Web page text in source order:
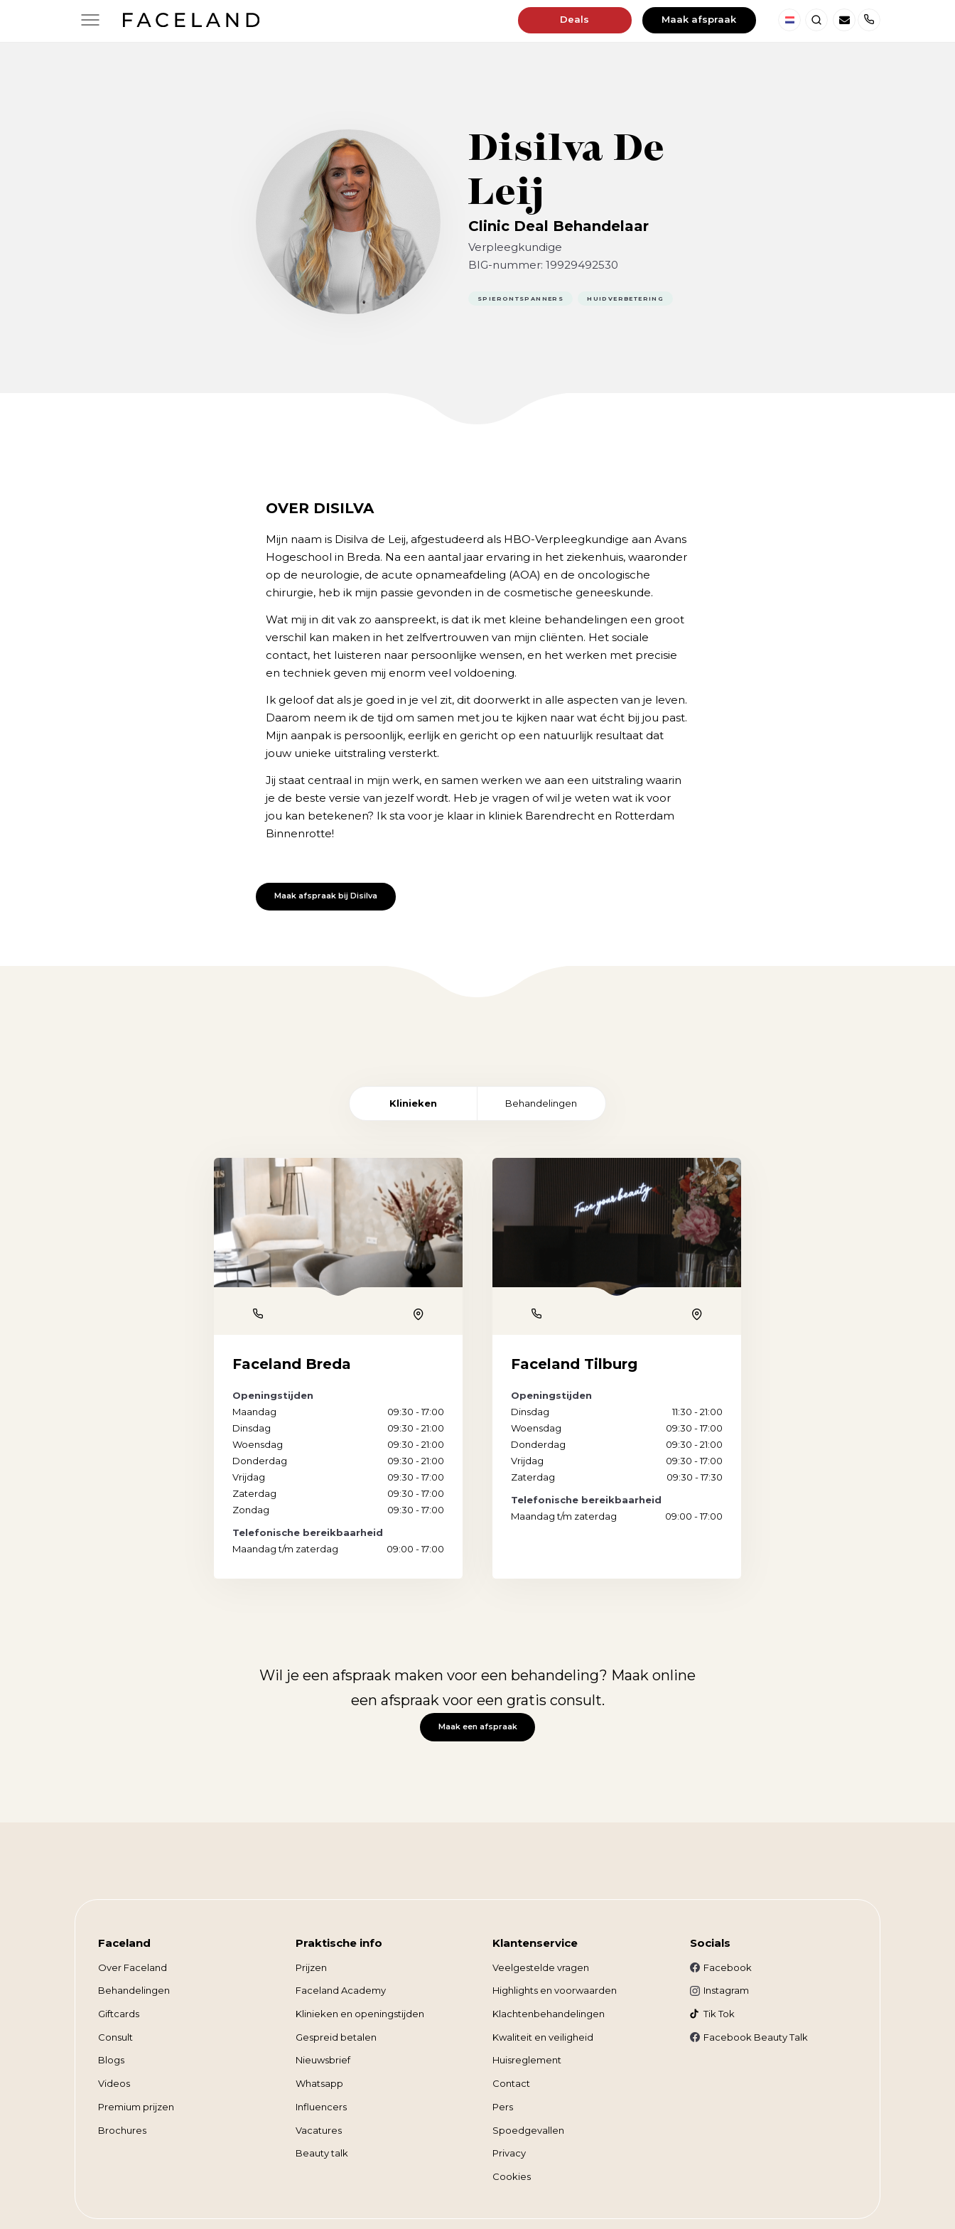
Deals Maak afspraak
Disilva De
Leij
Clinic Deal Behandelaar
Verpleegkundige
BIG-nummer: 19929492530
SPIERONTSPANNERS HUIDVERBETERING
OVER DISILVA
Mijn naam is Disilva de Leij, afgestudeerd als HBO-Verpleegkundige aan Avans
Hogeschool in Breda. Na een aantal jaar ervaring in het ziekenhuis, waaronder
op de neurologie, de acute opnameafdeling (AOA) en de oncologische
chirurgie, heb ik mijn passie gevonden in de cosmetische geneeskunde.
Wat mij in dit vak zo aanspreekt, is dat ik met kleine behandelingen een groot
verschil kan maken in het zelfvertrouwen van mijn cliënten. Het sociale
contact, het luisteren naar persoonlijke wensen, en het werken met precisie
en techniek geven mij enorm veel voldoening.
Ik geloof dat als je goed in je vel zit, dit doorwerkt in alle aspecten van je leven.
Daarom neem ik de tijd om samen met jou te kijken naar wat écht bij jou past.
Mijn aanpak is persoonlijk, eerlijk en gericht op een natuurlijk resultaat dat
jouw unieke uitstraling versterkt.
Jij staat centraal in mijn werk, en samen werken we aan een uitstraling waarin
je de beste versie van jezelf wordt. Heb je vragen of wil je weten wat ik voor
jou kan betekenen? Ik sta voor je klaar in kliniek Barendrecht en Rotterdam
Binnenrotte!
Maak afspraak bij Disilva
Klinieken Behandelingen
Faceland Breda
Openingstijden
Maandag
09:30 - 17:00
Dinsdag
09:30 - 21:00
Woensdag
09:30 - 21:00
Donderdag
09:30 - 21:00
Vrijdag
09:30 - 17:00
Zaterdag
09:30 - 17:00
Zondag
09:30 - 17:00
Telefonische bereikbaarheid
Maandag t/m zaterdag
09:00 - 17:00
Faceland Tilburg
Openingstijden
Dinsdag
11:30 - 21:00
Woensdag
09:30 - 17:00
Donderdag
09:30 - 21:00
Vrijdag
09:30 - 17:00
Zaterdag
09:30 - 17:30
Telefonische bereikbaarheid
Maandag t/m zaterdag
09:00 - 17:00
Wil je een afspraak maken voor een behandeling? Maak online
een afspraak voor een gratis consult.
Maak een afspraak
Faceland
Over Faceland
Behandelingen
Giftcards
Consult
Blogs
Videos
Premium prijzen
Brochures
Praktische info
Prijzen
Faceland Academy
Klinieken en openingstijden
Gespreid betalen
Nieuwsbrief
Whatsapp
Influencers
Vacatures
Beauty talk
Klantenservice
Veelgestelde vragen
Highlights en voorwaarden
Klachtenbehandelingen
Kwaliteit en veiligheid
Huisreglement
Contact
Pers
Spoedgevallen
Privacy
Cookies
Socials
Facebook
Instagram
Tik Tok
Facebook Beauty Talk